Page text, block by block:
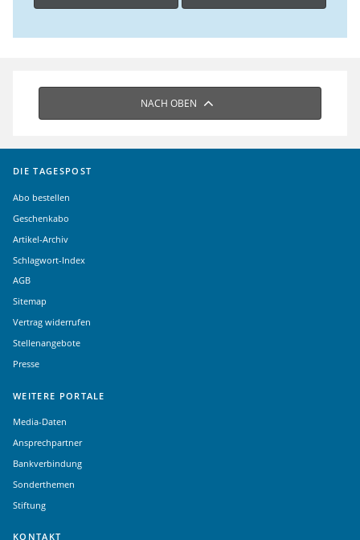
NACH OBEN
DIE TAGESPOST
Abo bestellen
Geschenkabo
Artikel-Archiv
Schlagwort-Index
AGB
Sitemap
Vertrag widerrufen
Stellenangebote
Presse
WEITERE PORTALE
Media-Daten
Ansprechpartner
Bankverbindung
Sonderthemen
Stiftung
KONTAKT